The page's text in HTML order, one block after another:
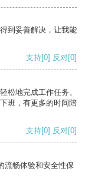
到妥善解决，让我能
支持[0] 反对[0]
松地完成工作任务。
班，有更多的时间陪
支持[0] 反对[0]
流畅体验和安全性保